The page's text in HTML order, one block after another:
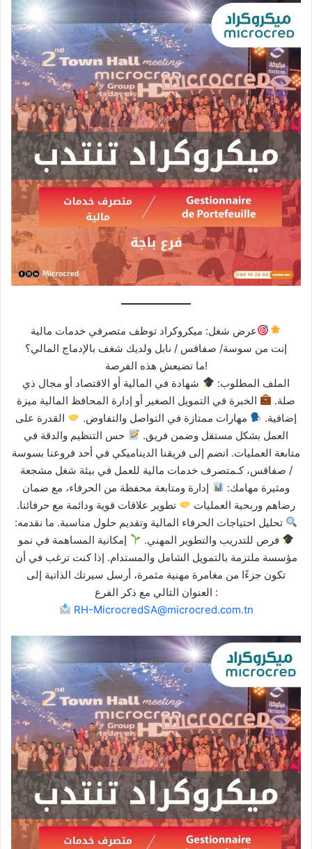
عرض شغل: ميكروكراد توظف متصرفي خدمات مالية
إنت من سوسة/ صفاقس / نابل ولديك شغف بالإدماج المالي؟
ما تضيعش هذه الفرصة!
الملف المطلوب:
شهادة في المالية أو الاقتصاد أو مجال ذي
صلة.
الخبرة في التمويل الصغير أو إدارة المحافظ المالية ميزة
إضافية.
مهارات ممتازة في التواصل والتفاوض.
القدرة على
العمل بشكل مستقل وضمن فريق.
حس التنظيم والدقة في
متابعة العمليات. انضم إلى فريقنا الديناميكي في أحد فروعنا بسوسة
/ صفاقس، كـمتصرف خدمات مالية للعمل في بيئة شغل مشجعة
ومثيرة مهامك:
إدارة ومتابعة محفظة من الحرفاء، مع ضمان
رضاهم وربحية العمليات
تطوير علاقات قوية ودائمة مع حرفائنا.
تحليل احتياجات الحرفاء المالية وتقديم حلول مناسبة. ما نقدمه:
فرص للتدريب والتطوير المهني.
إمكانية المساهمة في نمو
مؤسسة ملتزمة بالتمويل الشامل والمستدام. إذا كنت ترغب في أن
تكون جزءًا من مغامرة مهنية مثمرة، أرسل سيرتك الذاتية إلى
العنوان التالي مع ذكر الفرع :
RH-MicrocredSA@microcred.com.tn